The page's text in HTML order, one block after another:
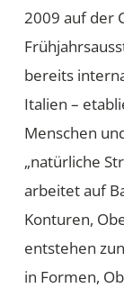
2009 auf der
bereits
Italien –
Menschen
„natürliche
arbeitet auf
Konturen,
entstehen
in Formen,